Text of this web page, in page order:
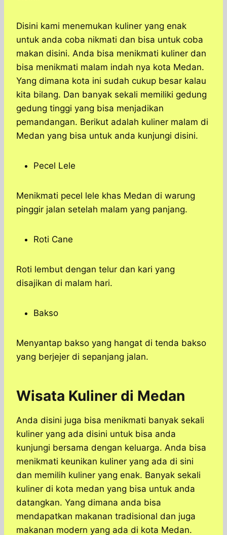
Disini kami menemukan kuliner yang enak
untuk anda coba nikmati dan bisa untuk coba
makan disini. Anda bisa menikmati kuliner dan
bisa menikmati malam indah nya kota Medan.
Yang dimana kota ini sudah cukup besar kalau
kita bilang. Dan banyak sekali memiliki gedung
gedung tinggi yang bisa menjadikan
pemandangan. Berikut adalah kuliner malam di
Medan yang bisa untuk anda kunjungi disini.
Pecel Lele
Menikmati pecel lele khas Medan di warung
pinggir jalan setelah malam yang panjang.
Roti Cane
Roti lembut dengan telur dan kari yang
disajikan di malam hari.
Bakso
Menyantap bakso yang hangat di tenda bakso
yang berjejer di sepanjang jalan.
Wisata Kuliner di Medan
Anda disini juga bisa menikmati banyak sekali
kuliner yang ada disini untuk bisa anda
kunjungi bersama dengan keluarga. Anda bisa
menikmati keunikan kuliner yang ada di sini
dan memilih kuliner yang enak. Banyak sekali
kuliner di kota medan yang bisa untuk anda
datangkan. Yang dimana anda bisa
mendapatkan makanan tradisional dan juga
makanan modern yang ada di kota Medan.